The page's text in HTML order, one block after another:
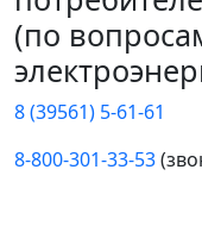
(по
8 (39561) 5-61-61
8-800-301-33-53